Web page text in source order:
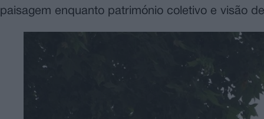
paisagem enquanto património coletivo e visão